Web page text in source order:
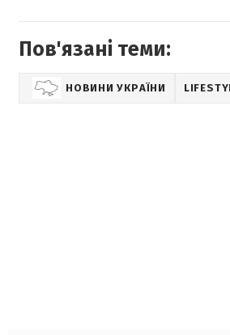
Пов'язані теми:
НОВИНИ УКРАЇНИ